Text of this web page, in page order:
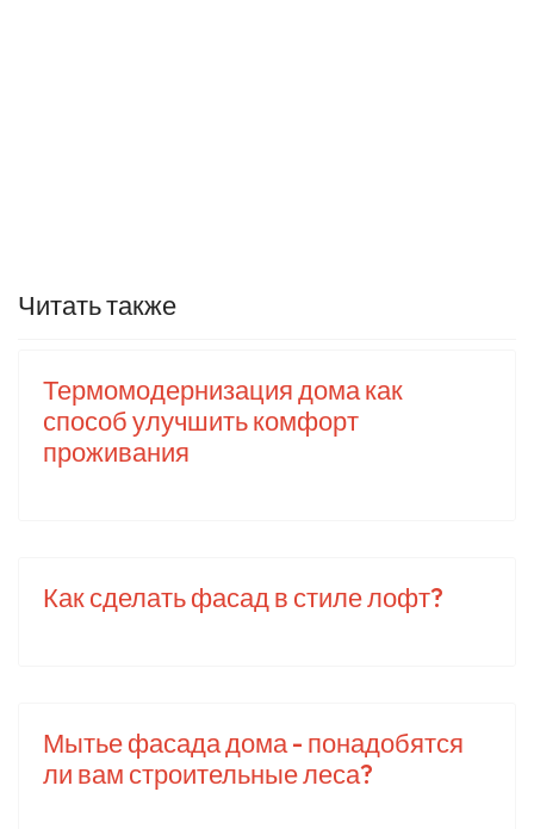
Читать также
Термомодернизация дома как
способ улучшить комфорт
проживания
Как сделать фасад в стиле лофт?
Мытье фасада дома - понадобятся
ли вам строительные леса?